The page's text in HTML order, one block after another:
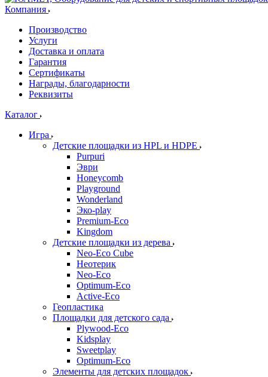
Компания
Производство
Услуги
Доставка и оплата
Гарантия
Сертификаты
Награды, благодарности
Реквизиты
Каталог
Игра
Детские площадки из HPL и HDPE
Purpuri
Эври
Honeycomb
Playground
Wonderland
Эко-play
Premium-Eco
Kingdom
Детские площадки из дерева
Neo-Eco Cube
Неотерик
Neo-Eco
Оptimum-Еco
Active-Eco
Геопластика
Площадки для детского сада
Plywood-Eco
Kidsplay
Sweetplay
Оptimum-Еco
Элементы для детских площадок